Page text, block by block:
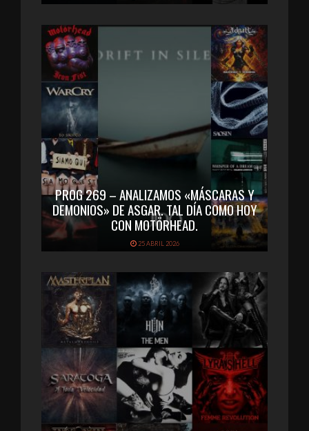
PROG 269 – ANALIZAMOS «MÁSCARAS Y
DEMONIOS» DE ASGAR. TAL DÍA COMO HOY
CON MOTÖRHEAD.
25 ABRIL 2026